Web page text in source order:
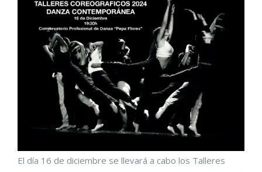
El día 16 de diciembre se llevará a cabo los Talleres